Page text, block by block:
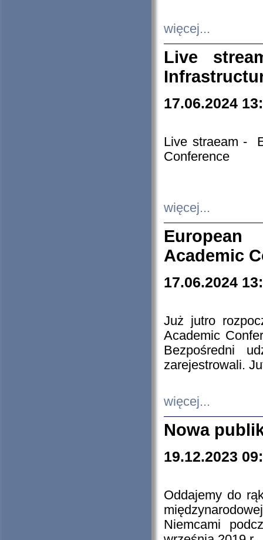
więcej...
Live
17.06.2024
Live straeam -
Conference
więcej...
European
Academic
17.06.2024
Już jutro
Academic
Bezpośredni
zarejestrowali.
więcej...
Nowa
19.12.2023
Oddajemy do
Niemcami